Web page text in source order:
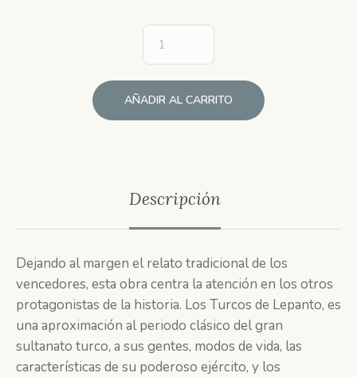
AÑADIR AL CARRITO
Descripción
Dejando al margen el relato tradicional de los
vencedores, esta obra centra la atención en los otros
protagonistas de la historia. Los Turcos de Lepanto, es
una aproximación al periodo clásico del gran
sultanato turco, a sus gentes, modos de vida, las
características de su poderoso ejército, y los